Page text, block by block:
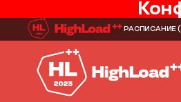
РАСПИСАНИЕ